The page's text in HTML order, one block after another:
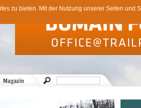
zu bieten. Mit der Nutzung unserer Seiten und